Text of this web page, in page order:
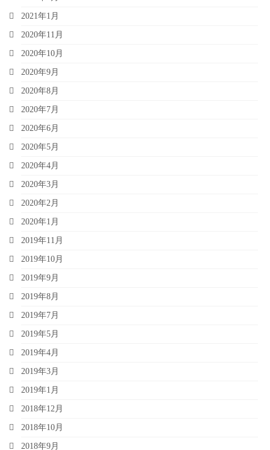
2021年1月
2020年11月
2020年10月
2020年9月
2020年8月
2020年7月
2020年6月
2020年5月
2020年4月
2020年3月
2020年2月
2020年1月
2019年11月
2019年10月
2019年9月
2019年8月
2019年7月
2019年5月
2019年4月
2019年3月
2019年1月
2018年12月
2018年10月
2018年9月